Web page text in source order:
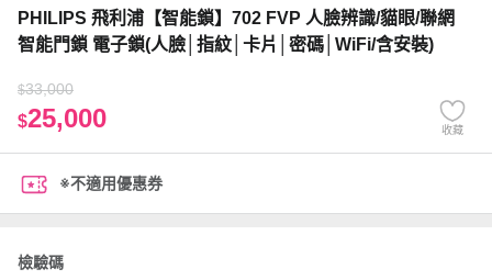
PHILIPS 飛利浦【智能鎖】702 FVP 人臉辨識/貓眼/聯網
智能門鎖 電子鎖(人臉│指紋│卡片│密碼│WiFi/含安裝)
$33,000
$25,000 收藏
※不適用優惠券
檢驗碼